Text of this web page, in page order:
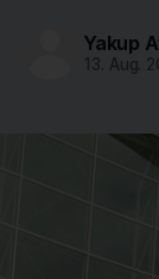
Yakup
13. Aug.